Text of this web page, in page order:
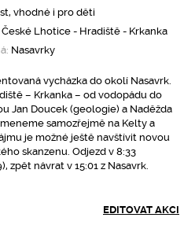
vhodné i pro děti
České Lhotice - Hradiště - Krkanka
Nasavrky
vycházka do okolí Nasavrk.
– Krkanka – od vodopádu do
Jan Doucek (geologie) a Naděžda
samozřejmě na Kelty a
je možné ještě navštívit novou
skanzenu. Odjezd v 8:33
zpět návrat v 15:01 z Nasavrk.
EDITOVAT AKCI